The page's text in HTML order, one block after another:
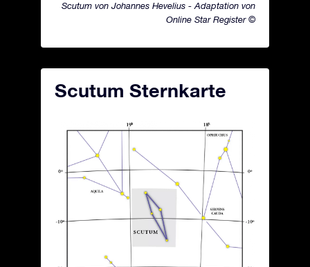
Scutum von Johannes Hevelius - Adaptation von
Online Star Register ©
Scutum Sternkarte